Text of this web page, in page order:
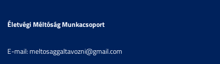
Életvégi Méltóság Munkacsoport
E-mail: meltosaggaltavozni@gmail.com